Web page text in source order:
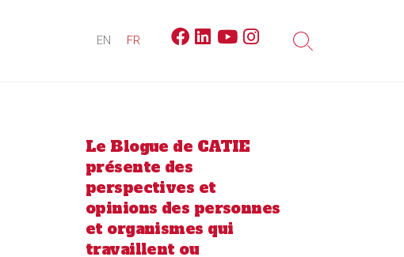
EN FR Facebook
LinkedinYoutubeInstagram
Search
Le Blogue de CATIE
présente des
perspectives et
opinions des personnes
et organismes qui
travaillent ou